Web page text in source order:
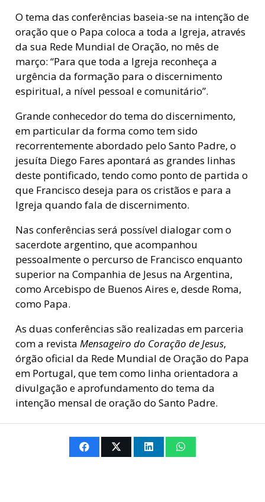
O tema das conferências baseia-se na intenção de
oração que o Papa coloca a toda a Igreja, através
da sua Rede Mundial de Oração, no mês de
março: “Para que toda a Igreja reconheça a
urgência da formação para o discernimento
espiritual, a nível pessoal e comunitário”.
Grande conhecedor do tema do discernimento,
em particular da forma como tem sido
recorrentemente abordado pelo Santo Padre, o
jesuíta Diego Fares apontará as grandes linhas
deste pontificado, tendo como ponto de partida o
que Francisco deseja para os cristãos e para a
Igreja quando fala de discernimento.
Nas conferências será possível dialogar com o
sacerdote argentino, que acompanhou
pessoalmente o percurso de Francisco enquanto
superior na Companhia de Jesus na Argentina,
como Arcebispo de Buenos Aires e, desde Roma,
como Papa.
As duas conferências são realizadas em parceria
com a revista Mensageiro do Coração de Jesus,
órgão oficial da Rede Mundial de Oração do Papa
em Portugal, que tem como linha orientadora a
divulgação e aprofundamento do tema da
intenção mensal de oração do Santo Padre.